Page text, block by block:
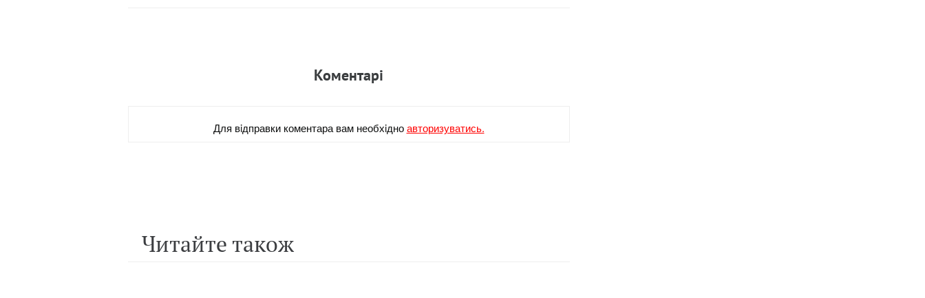
Коментарi
Для вiдправки коментара вам необхiдноавторизуватись.
Читайте також